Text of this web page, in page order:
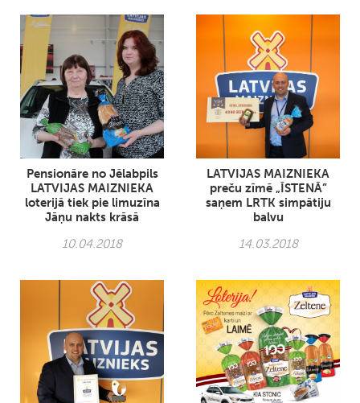
Pensionāre no Jēlabpils
LATVIJAS MAIZNIEKA
loterijā tiek pie limuzīna
Jāņu nakts krāsā
10.04.2018
LATVIJAS MAIZNIEKA
preču zīmē „ĪSTENĀ”
saņem LRTK simpātiju
balvu
14.03.2018